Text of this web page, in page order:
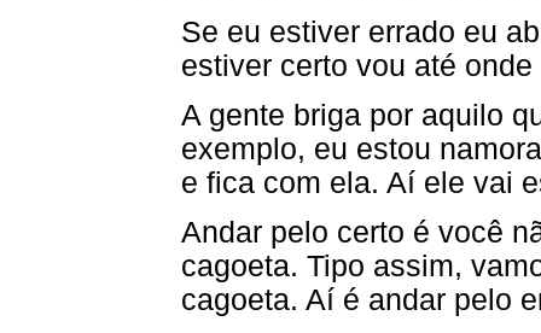
Se eu estiver errado eu
estiver certo vou até
A gente briga por aquilo
exemplo, eu estou
e fica com ela. Aí ele vai
Andar pelo certo é você
cagoeta. Tipo assim,
cagoeta. Aí é andar pelo